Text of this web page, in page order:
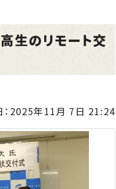
生のリモート交
2025年11月 7日 21:24